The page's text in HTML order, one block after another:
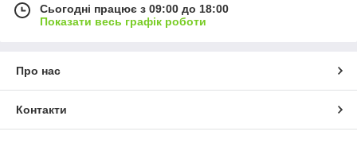
Сьогодні працює з 09:00 до 18:00
Показати весь графік роботи
Про нас
Контакти